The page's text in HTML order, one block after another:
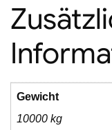
Gewicht
10000 kg